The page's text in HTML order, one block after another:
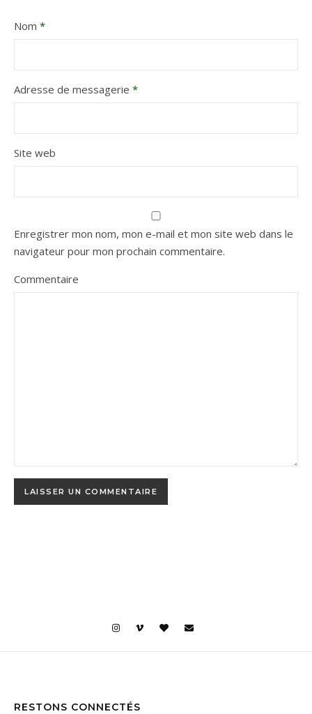
Nom *
Adresse de messagerie *
Site web
Enregistrer mon nom, mon e-mail et mon site web dans le
navigateur pour mon prochain commentaire.
Commentaire
RESTONS CONNECTÉS